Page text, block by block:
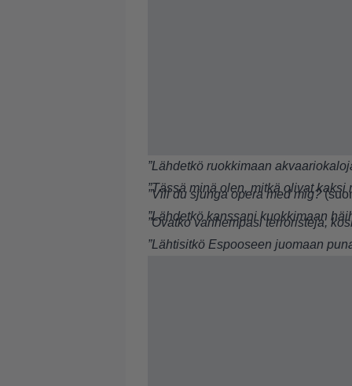
”Lähdetkö ruokkimaan
”Tässä minä olen, mitkä olivat kaksi
”Vill du sjunga opera med mig?
”Lähdetkö kanssani kuokkimaan
”Ovatko vanhempasi terroristeja,
”Lähtisitkö Espooseen juomaan